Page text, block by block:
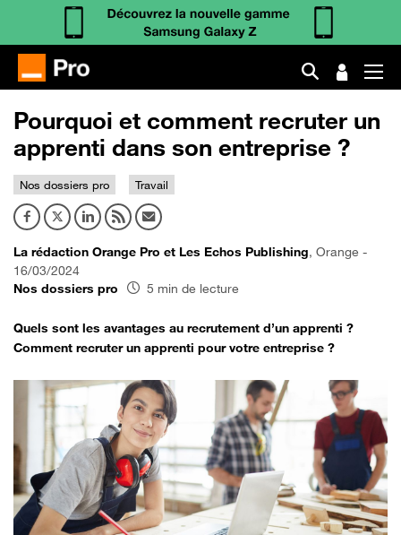
Pourquoi et comment recruter un
apprenti dans son entreprise ?
Nos dossiers pro Travail
La rédaction Orange Pro et Les Echos Publishing, Orange -
16/03/2024
Nos dossiers pro
5 min de lecture
Quels sont les avantages au recrutement d’un apprenti ?
Comment recruter un apprenti pour votre entreprise ?